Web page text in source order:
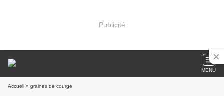
Publicité
MENU
Accueil » graines de courge